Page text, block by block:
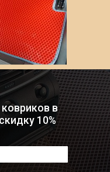
в
10%